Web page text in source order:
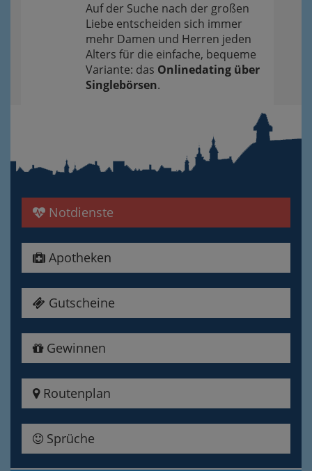
Auf der Suche nach der großen
Liebe entscheiden sich immer
mehr Damen und Herren jeden
Alters für die einfache, bequeme
Variante: das Onlinedating über
Singlebörsen.
Notdienste
Apotheken
Gutscheine
Gewinnen
Routenplan
Sprüche